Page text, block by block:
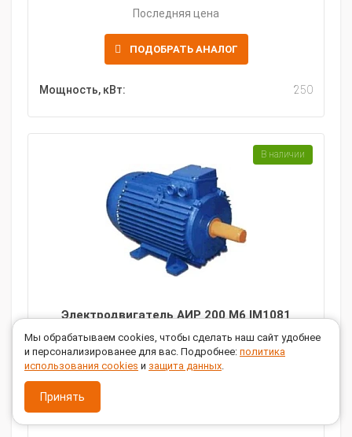
Последняя цена
ПОДОБРАТЬ АНАЛОГ
Мощность, кВт: 250
Электродвигатель АИР 200 M6 IM1081
95 904 руб.
Последняя цена
В наличии
Мы обрабатываем cookies, чтобы сделать наш сайт удобнее
и персонализированее для вас. Подробнее: политика
использования cookies и защита данных.
Принять